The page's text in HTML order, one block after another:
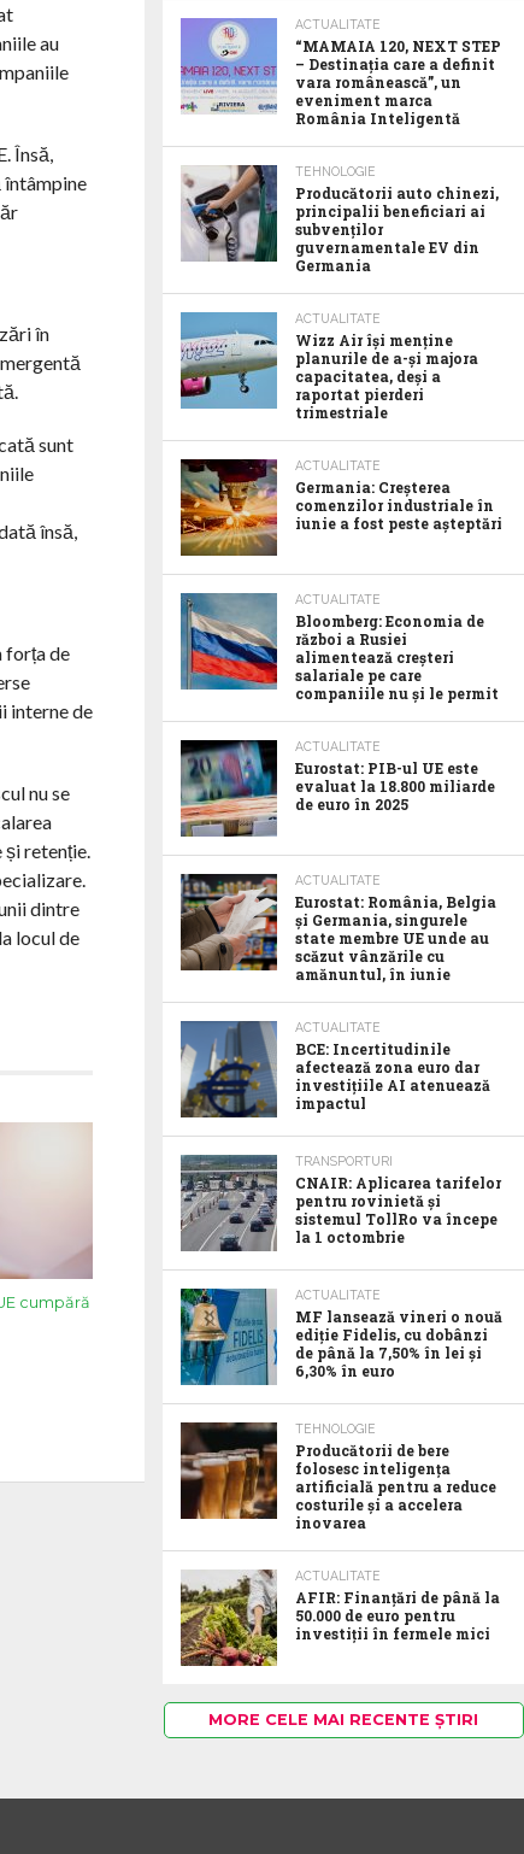
au
Însă,
întâmpine
în
sunt
însă,
forța de
interne de
nu se
și retenție.
dintre
locul de
cumpără
ACTUALITATE
“MAMAIA 120, NEXT STEP
– Destinația care a definit
vara românească”, un
eveniment marca
România Inteligentă
TEHNOLOGIE
Producătorii auto chinezi,
principalii beneficiari ai
subvenților
guvernamentale EV din
Germania
ACTUALITATE
Wizz Air își menține
planurile de a-și majora
capacitatea, deși a
raportat pierderi
trimestriale
ACTUALITATE
Germania: Creșterea
comenzilor industriale în
iunie a fost peste așteptări
ACTUALITATE
Bloomberg: Economia de
război a Rusiei
alimentează creșteri
salariale pe care
companiile nu și le permit
ACTUALITATE
Eurostat: PIB-ul UE este
evaluat la 18.800 miliarde
de euro în 2025
ACTUALITATE
Eurostat: România, Belgia
și Germania, singurele
state membre UE unde au
scăzut vânzările cu
amănuntul, în iunie
ACTUALITATE
BCE: Incertitudinile
afectează zona euro dar
investițiile AI atenuează
impactul
TRANSPORTURI
CNAIR: Aplicarea tarifelor
pentru rovinietă și
sistemul TollRo va începe
la 1 octombrie
ACTUALITATE
MF lansează vineri o nouă
ediție Fidelis, cu dobânzi
de până la 7,50% în lei și
6,30% în euro
TEHNOLOGIE
Producătorii de bere
folosesc inteligența
artificială pentru a reduce
costurile și a accelera
inovarea
ACTUALITATE
AFIR: Finanțări de până la
50.000 de euro pentru
investiții în fermele mici
MORE CELE MAI RECENTE ȘTIRI